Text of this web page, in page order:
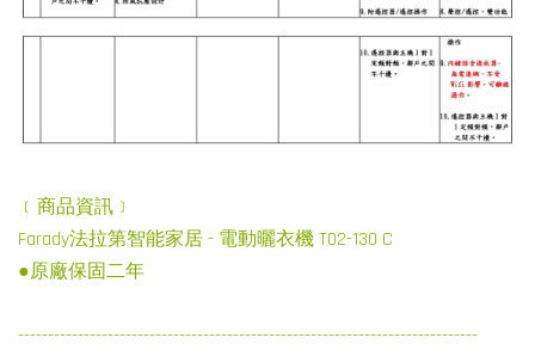
﹝商品資訊﹞
Farady法拉第智能家居 - 電動曬衣機 T02-130 C
●原廠保固二年
-----------------------------------------------------------------------------